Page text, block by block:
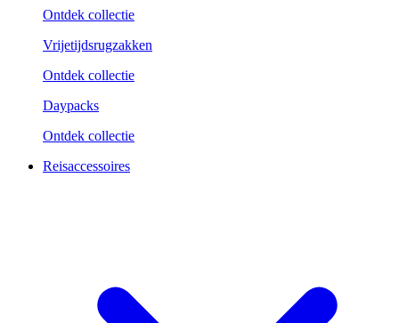
Ontdek collectie
Vrijetijdsrugzakken
Ontdek collectie
Daypacks
Ontdek collectie
Reisaccessoires